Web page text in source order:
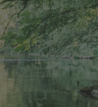
Flusslauf
können Sie
anfordern.